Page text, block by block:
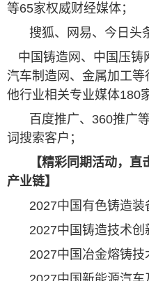
等65家权威财经媒体；
搜狐、网易、今日头
中国铸造网、中国压铸
汽车制造网、金属加工
他行业相关专业媒体180
百度推广、360推广
词搜索客户；
【精彩同期活动，
产业链】
2027中国有色铸造
2027中国铸造技术
2027中国冶金熔铸技